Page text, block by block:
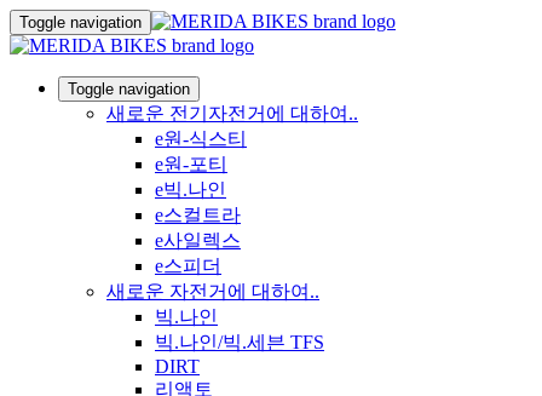
Toggle navigation
Toggle navigation
새로운 전기자전거에 대하여..
e원-식스티
e원-포티
e빅.나인
e스컬트라
e사일렉스
e스피더
새로운 자전거에 대하여..
빅.나인
빅.나인/빅.세븐 TFS
DIRT
리액토